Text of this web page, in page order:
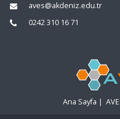
aves@akdeniz.edu.tr
0242 310 16 71
Ana Sayfa |